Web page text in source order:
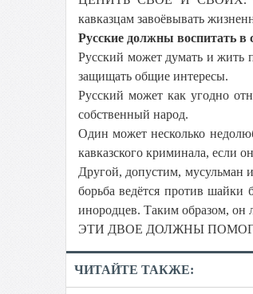
кавказцам завоёвывать
Русские должны воспитать в
Русский может думать и жить
защищать общие интересы.
Русский может как угодно
собственный народ.
Один может несколько
кавказского криминала, если
Другой, допустим, мусульман
борьба ведётся против шайки
инородцев. Таким образом, он
ЭТИ ДВОЕ ДОЛЖНЫ ПОМОГАТЬ
ЧИТАЙТЕ ТАКЖЕ: